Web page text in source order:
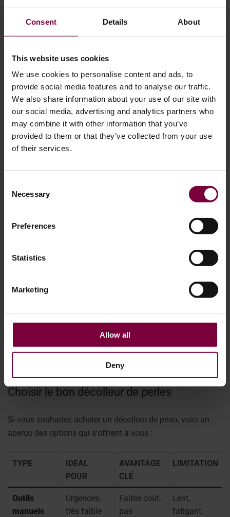
Consent Details About
This website uses cookies
We use cookies to personalise content and ads, to
provide social media features and to analyse our traffic.
We also share information about your use of our site with
our social media, advertising and analytics partners who
may combine it with other information that you’ve
provided to them or that they’ve collected from your use
of their services.
Selection
Necessary
Preferences
Statistics
Marketing
Allow all
Deny
Meilleur pour :Ateliers à haut rendement,
performances de pointe et sécurité de
l'opérateur
Pourquoi les casse-billes sont-ils
importants pour votre entreprise ?
avantages qui peuvent grandement améliorer l'efficacité
des opérations pour ceux qui gèrent une entreprise de
démontage des pneus de quelques minutes à quelques
Protéger les jantes de
grande valeur contre les marques de coups de burin
fatigue et les risques de blessures liés au travail manuel
les saisons de pointe lorsque le volume augmente
Choisir le bon décolleur de perles
Si vous souhaitez acheter un décolleur de pneu, voici un
aperçu des options qui s'offrent à vous :
TYPE
IDEAL
POUR
AVANTAGE
CLÉ
LIMITATION
Outils
manuels
Urgences,
très faible
Faible coût,
pas
Lent,
fatigant,